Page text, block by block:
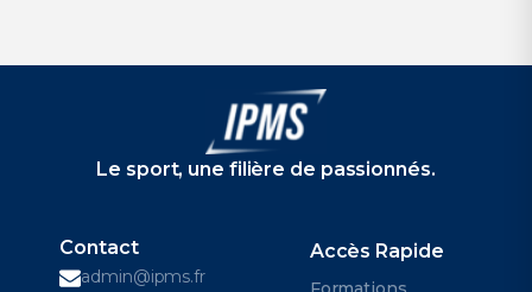
Le sport, une filière de passionnés.
Contact
admin@ipms.fr
Accès Rapide